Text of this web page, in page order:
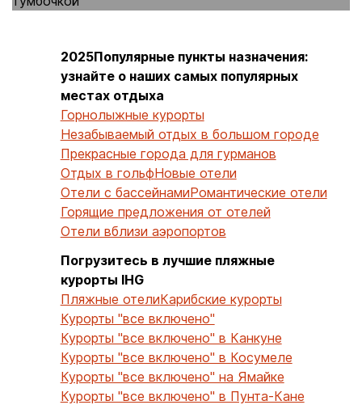
2025Популярные пункты назначения:
узнайте о наших самых популярных
местах отдыха
Горнолыжные курорты
Незабываемый отдых в большом городе
Прекрасные города для гурманов
Отдых в гольфНовые отели
Отели с бассейнамиРомантические отели
Горящие предложения от отелей
Отели вблизи аэропортов
Погрузитесь в лучшие пляжные
курорты IHG
Пляжные отелиКарибские курорты
Курорты "все включено"
Курорты "все включено" в Канкуне
Курорты "все включено" в Косумеле
Курорты "все включено" на Ямайке
Курорты "все включено" в Пунта-Кане